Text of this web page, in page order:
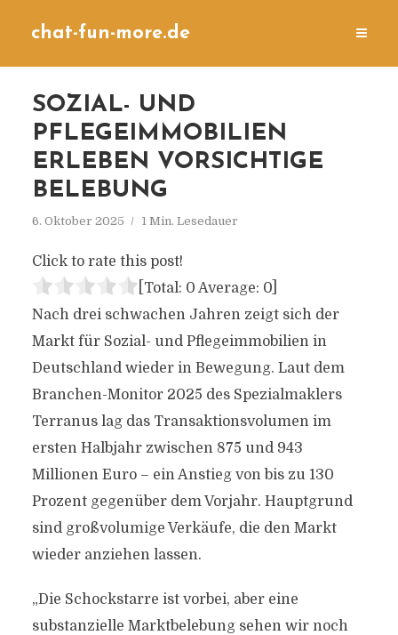
chat-fun-more.de
SOZIAL- UND
PFLEGEIMMOBILIEN
ERLEBEN VORSICHTIGE
BELEBUNG
6. Oktober 2025 1 Min. Lesedauer
Click to rate this post!
[Total: 0 Average: 0]
Nach drei schwachen Jahren zeigt sich der
Markt für Sozial- und Pflegeimmobilien in
Deutschland wieder in Bewegung. Laut dem
Branchen-Monitor 2025 des Spezialmaklers
Terranus lag das Transaktionsvolumen im
ersten Halbjahr zwischen 875 und 943
Millionen Euro – ein Anstieg von bis zu 130
Prozent gegenüber dem Vorjahr. Hauptgrund
sind großvolumige Verkäufe, die den Markt
wieder anziehen lassen.
„Die Schockstarre ist vorbei, aber eine
substanzielle Marktbelebung sehen wir noch